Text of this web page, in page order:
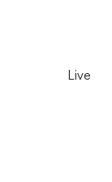
Live